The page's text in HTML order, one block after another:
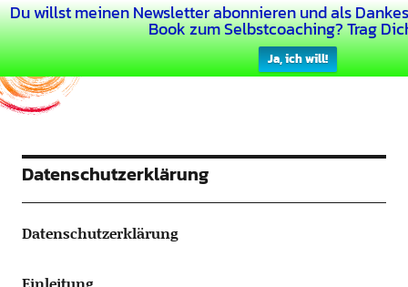
Du willst meinen Newsletter abonnieren und als
Book zum Selbstcoaching? Trag
Ja, ich will!
Dein Buntes Leben
Datenschutzerklärung
Datenschutzerklärung